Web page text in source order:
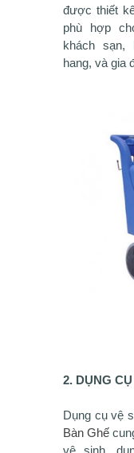
được thiết
phù hợp
khách sạn,
hang, và gia
2. DỤNG
Dụng cụ vệ
Bàn Ghế
vệ sinh,